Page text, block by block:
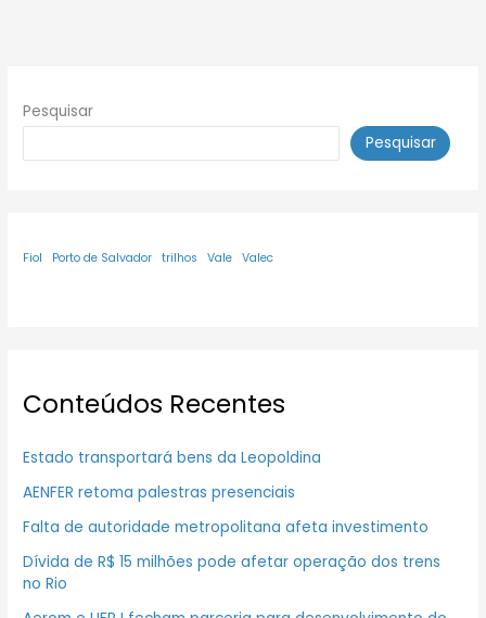
Pesquisar
Pesquisar
Fiol Porto de Salvador trilhos Vale Valec
Conteúdos Recentes
Estado transportará bens da Leopoldina
AENFER retoma palestras presenciais
Falta de autoridade metropolitana afeta investimento
Dívida de R$ 15 milhões pode afetar operação dos trens
no Rio